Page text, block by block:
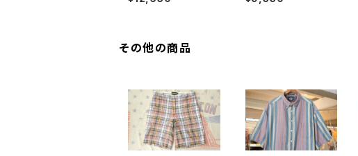
n Blouse
その他の商品